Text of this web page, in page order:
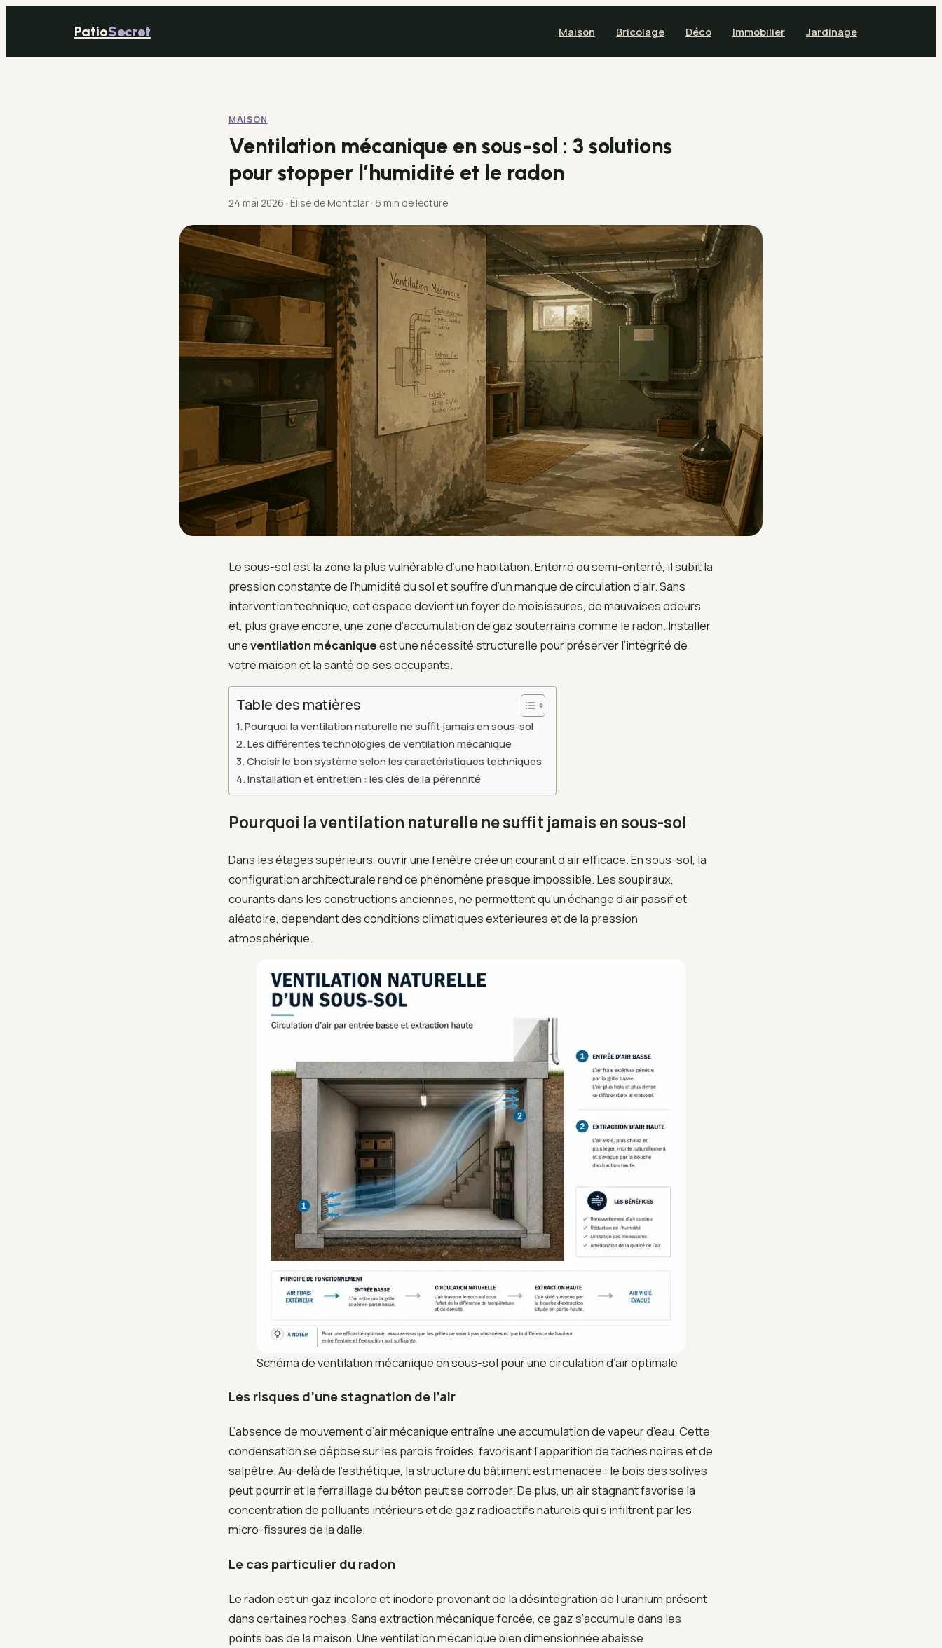
PatioSecret Maison Bricolage Déco Immobilier Jardinage
MAISON
Ventilation mécanique en sous-sol : 3 solutions
pour stopper l’humidité et le radon
24 mai 2026 · Élise de Montclar · 6 min de lecture
Le sous-sol est la zone la plus vulnérable d’une habitation. Enterré ou semi-enterré, il subit la
pression constante de l’humidité du sol et souffre d’un manque de circulation d’air. Sans
intervention technique, cet espace devient un foyer de moisissures, de mauvaises odeurs
et, plus grave encore, une zone d’accumulation de gaz souterrains comme le radon. Installer
uneventilation mécaniqueest une nécessité structurelle pour préserver l’intégrité de
votre maison et la santé de ses occupants.
Table des matières
Pourquoi la ventilation naturelle ne suffit jamais en sous-sol
Les différentes technologies de ventilation mécanique
Choisir le bon système selon les caractéristiques techniques
Installation et entretien : les clés de la pérennité
Pourquoi la ventilation naturelle ne suffit jamais en sous-sol
Dans les étages supérieurs, ouvrir une fenêtre crée un courant d’air efficace. En sous-sol, la
configuration architecturale rend ce phénomène presque impossible. Les soupiraux,
courants dans les constructions anciennes, ne permettent qu’un échange d’air passif et
aléatoire, dépendant des conditions climatiques extérieures et de la pression
atmosphérique.
Schéma de ventilation mécanique en sous-sol pour une circulation d’air optimale
Les risques d’une stagnation de l’air
L’absence de mouvement d’air mécanique entraîne une accumulation de vapeur d’eau. Cette
condensation se dépose sur les parois froides, favorisant l’apparition de taches noires et de
salpêtre. Au-delà de l’esthétique, la structure du bâtiment est menacée : le bois des solives
peut pourrir et le ferraillage du béton peut se corroder. De plus, un air stagnant favorise la
concentration de polluants intérieurs et de gaz radioactifs naturels qui s’infiltrent par les
micro-fissures de la dalle.
Le cas particulier du radon
Le radon est un gaz incolore et inodore provenant de la désintégration de l’uranium présent
dans certaines roches. Sans extraction mécanique forcée, ce gaz s’accumule dans les
points bas de la maison. Une ventilation mécanique bien dimensionnée abaisse